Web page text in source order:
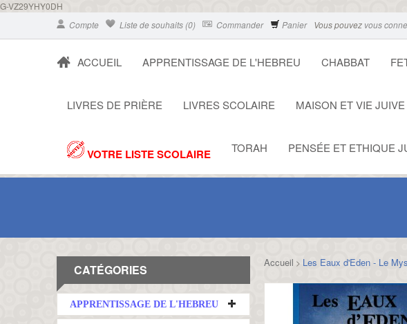
G-VZ29YHY0DH
Compte
Liste de souhaits (0) Commander Panier Vous pouvez vous
ACCUEIL APPRENTISSAGE DE L'HEBREU CHABBAT
LIVRES DE PRIÈRE LIVRES SCOLAIRE MAISON ET VIE JUIVE
VOTRE LISTE SCOLAIRE TORAH PENSÉE ET ETHIQUE
CATÉGORIES
APPRENTISSAGE DE L'HEBREU
Accueil > Les Eaux d'Eden - Le